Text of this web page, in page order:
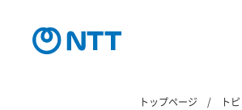
トップページ ト